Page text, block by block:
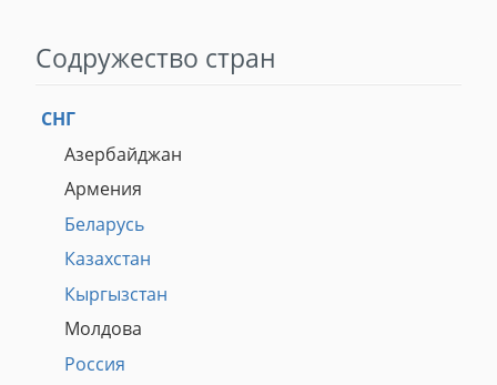
Содружество стран
СНГ
Азербайджан
Армения
Беларусь
Казахстан
Кыргызстан
Молдова
Россия